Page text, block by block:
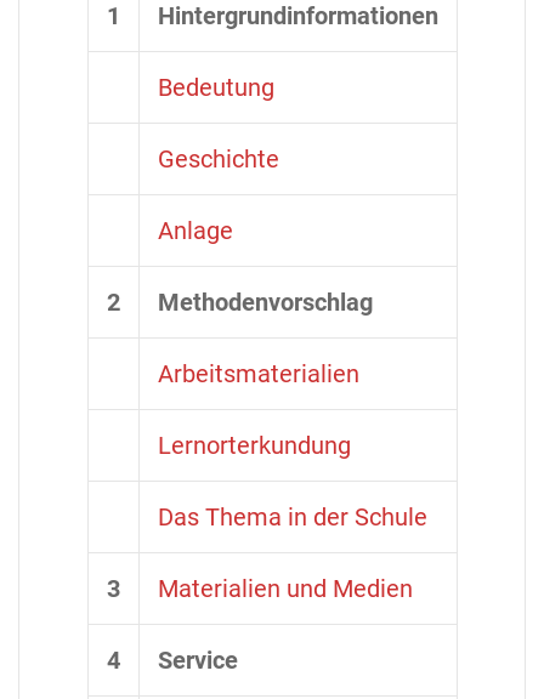
1 Hintergrundinformationen
Bedeutung
Geschichte
Anlage
2 Methodenvorschlag
Arbeitsmaterialien
Lernorterkundung
Das Thema in der Schule
3 Materialien und Medien
4 Service